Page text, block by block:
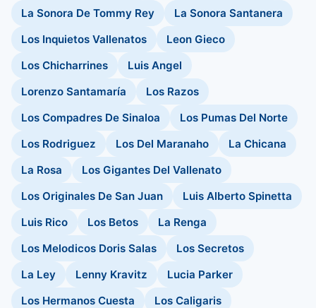
La Sonora De Tommy Rey
La Sonora Santanera
Los Inquietos Vallenatos
Leon Gieco
Los Chicharrines
Luis Angel
Lorenzo Santamaría
Los Razos
Los Compadres De Sinaloa
Los Pumas Del Norte
Los Rodriguez
Los Del Maranaho
La Chicana
La Rosa
Los Gigantes Del Vallenato
Los Originales De San Juan
Luis Alberto Spinetta
Luis Rico
Los Betos
La Renga
Los Melodicos Doris Salas
Los Secretos
La Ley
Lenny Kravitz
Lucia Parker
Los Hermanos Cuesta
Los Caligaris